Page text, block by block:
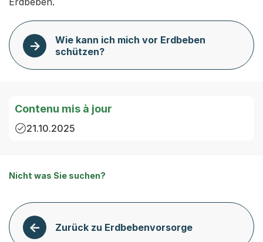
Wie kann ich mich vor Erdbeben
schützen?
Contenu mis à jour
21.10.2025
Nicht was Sie suchen?
Zurück zu Erdbebenvorsorge